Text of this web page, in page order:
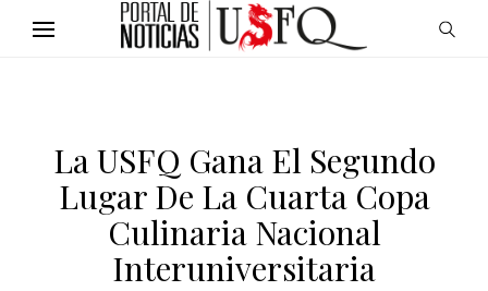
La USFQ Gana El Segundo
Lugar De La Cuarta Copa
Culinaria Nacional
Interuniversitaria